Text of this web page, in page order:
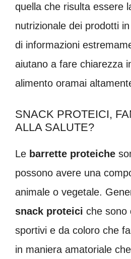
quella che risulta essere
nutrizionale dei prodotti
di informazioni
aiutano a fare chiarezza
alimento oramai
SNACK PROTEICI,
ALLA SALUTE?
Le barrette proteiche
possono avere una
animale o vegetale.
snack proteici che sono
sportivi e da coloro che
in maniera amatoriale